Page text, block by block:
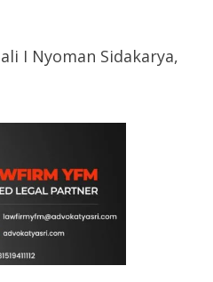
I Nyoman Sidakarya,